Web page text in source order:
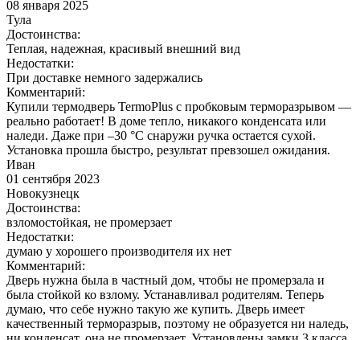
08 января 2025
Тула
Достоинства:
Теплая, надежная, красивый внешний вид
Недостатки:
При доставке немного задержались
Комментарий:
Купили термодверь TermoPlus с пробковым терморазрывом —
реально работает! В доме тепло, никакого конденсата или
наледи. Даже при –30 °C снаружи ручка остается сухой.
Установка прошла быстро, результат превзошел ожидания.
Иван
01 сентября 2023
Новокузнецк
Достоинства:
взломостойкая, не промерзает
Недостатки:
думаю у хорошего производителя их нет
Комментарий:
Дверь нужна была в частный дом, чтобы не промерзала и
была стойкой ко взлому. Устанавливал родителям. Теперь
думаю, что себе нужно такую же купить. Дверь имеет
качественный терморазрыв, поэтому не образуется ни наледь,